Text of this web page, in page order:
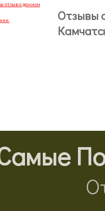
отзыв о данном
Отзывы